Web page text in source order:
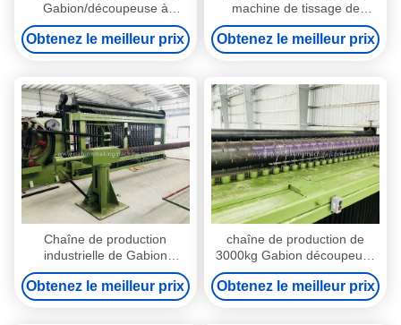
Gabion/découpeuse à
grande vitesse 5.5kw 3000kg
de grillage
Obtenez le meilleur prix
machine de tissage de
grillage/boîte de Gabion pour
le fil de diamètre de 2mm -
de 4mm
Obtenez le meilleur prix
Chaîne de production
industrielle de Gabion
machine de soudure
automatique de grillage de
torsion de double
Obtenez le meilleur prix
chaîne de production de
3000kg Gabion découpeuse
de maille de systèmes
électriques Gabion
Obtenez le meilleur prix